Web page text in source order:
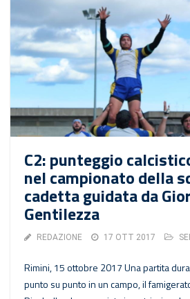
C2: punteggio
nel campionato della
cadetta guidata da
Gentilezza
REDAZIONE 17 OTT 2017
Rimini, 15 ottobre 2017 Una partita
punto su punto in un campo, il